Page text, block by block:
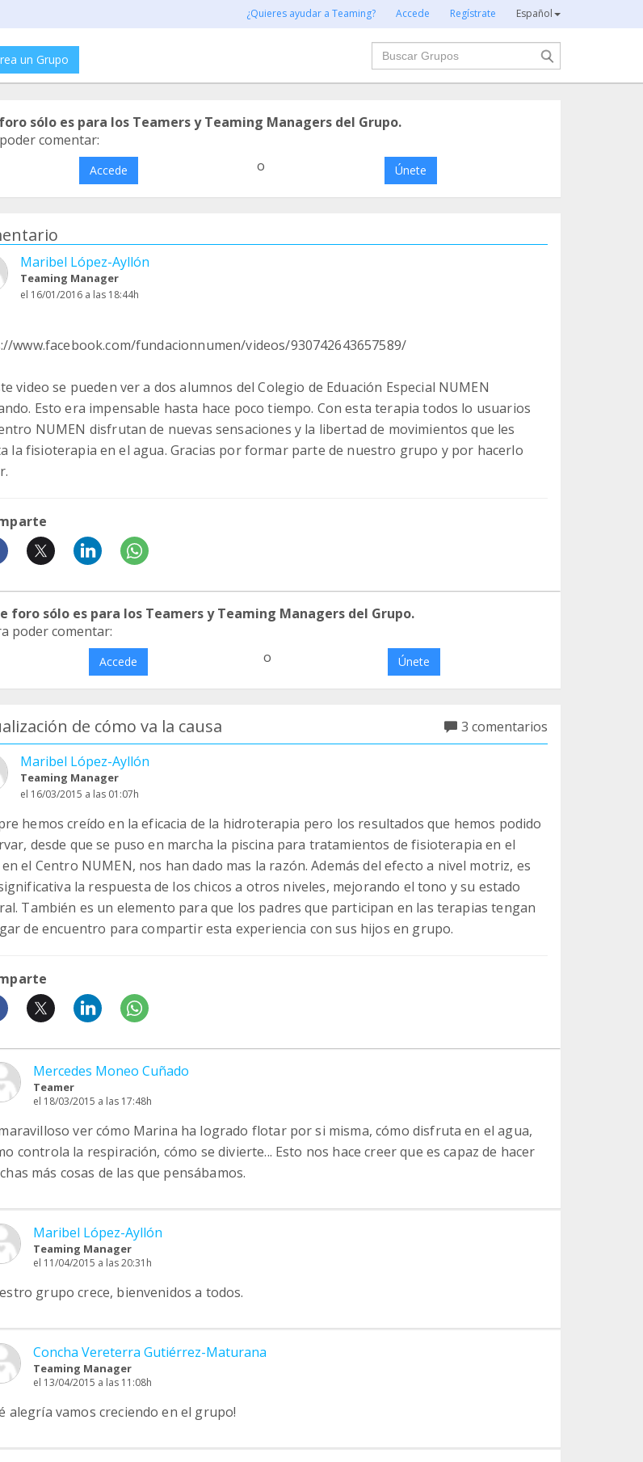
¿Quieres ayudar a Teaming? Accede Regístrate Español
un Grupo
Buscar
sólo es para los Teamers y Teaming Managers del Grupo.
comentar:
Accede o Únete
Maribel López-Ayllón
Teaming Manager
el 16/01/2016 a las 18:44h
www.facebook.com/fundacionnumen/videos/930742643657589/
video se pueden ver a dos alumnos del Colegio de Eduación Especial NUMEN
Esto era impensable hasta hace poco tiempo. Con esta terapia todos lo usuarios
NUMEN disfrutan de nuevas sensaciones y la libertad de movimientos que les
la fisioterapia en el agua. Gracias por formar parte de nuestro grupo y por hacerlo
foro sólo es para los Teamers y Teaming Managers del Grupo.
poder comentar:
Accede o Únete
de cómo va la causa
3 comentarios
Maribel López-Ayllón
Teaming Manager
el 16/03/2015 a las 01:07h
hemos creído en la eficacia de la hidroterapia pero los resultados que hemos podido
desde que se puso en marcha la piscina para tratamientos de fisioterapia en el
el Centro NUMEN, nos han dado mas la razón. Además del efecto a nivel motriz, es
la respuesta de los chicos a otros niveles, mejorando el tono y su estado
También es un elemento para que los padres que participan en las terapias tengan
de encuentro para compartir esta experiencia con sus hijos en grupo.
Mercedes Moneo Cuñado
Teamer
el 18/03/2015 a las 17:48h
ver cómo Marina ha logrado flotar por si misma, cómo disfruta en el agua,
controla la respiración, cómo se divierte... Esto nos hace creer que es capaz de hacer
más cosas de las que pensábamos.
Maribel López-Ayllón
Teaming Manager
el 11/04/2015 a las 20:31h
grupo crece, bienvenidos a todos.
Concha Vereterra Gutiérrez-Maturana
Teaming Manager
el 13/04/2015 a las 11:08h
alegría vamos creciendo en el grupo!